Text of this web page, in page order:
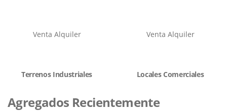
Venta Alquiler
Terrenos Industriales
Venta Alquiler
Locales Comerciales
Agregados Recientemente